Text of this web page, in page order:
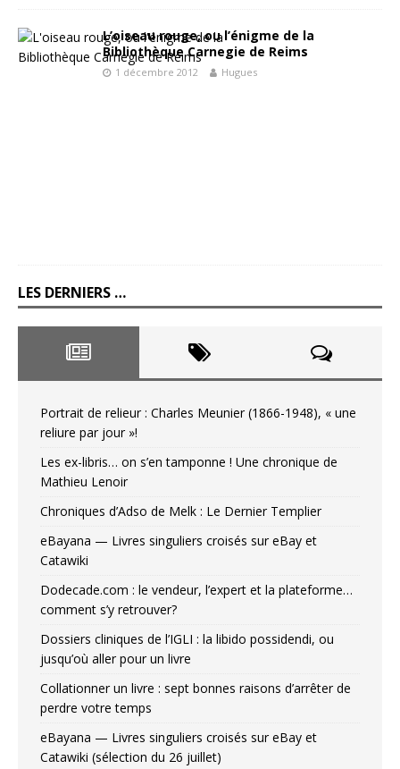
L’oiseau rouge, ou l’énigme de la
Bibliothèque Carnegie de Reims
1 décembre 2012 Hugues
LES DERNIERS …
Portrait de relieur : Charles Meunier (1866-1948), « une
reliure par jour »!
Les ex-libris… on s’en tamponne ! Une chronique de
Mathieu Lenoir
Chroniques d’Adso de Melk : Le Dernier Templier
eBayana — Livres singuliers croisés sur eBay et
Catawiki
Dodecade.com : le vendeur, l’expert et la plateforme…
comment s’y retrouver?
Dossiers cliniques de l’IGLI : la libido possidendi, ou
jusqu’où aller pour un livre
Collationner un livre : sept bonnes raisons d’arrêter de
perdre votre temps
eBayana — Livres singuliers croisés sur eBay et
Catawiki (sélection du 26 juillet)